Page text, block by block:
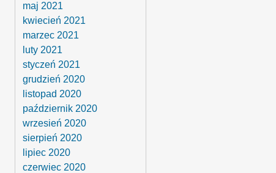
maj 2021
kwiecień 2021
marzec 2021
luty 2021
styczeń 2021
grudzień 2020
listopad 2020
październik 2020
wrzesień 2020
sierpień 2020
lipiec 2020
czerwiec 2020